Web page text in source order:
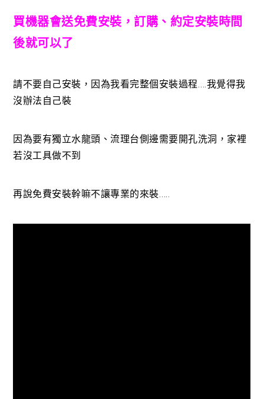
買機器會送免費安裝，訂購、約定安裝時間
後就可以了
請不要自己安裝，因為我看完整個安裝過程….我覺得我
沒辦法自己裝
因為要有獨立水龍頭、流理台側邊需要開孔洗洞，家裡
若沒工具做不到
再說免費安裝幹嘛不讓專業的來裝…..